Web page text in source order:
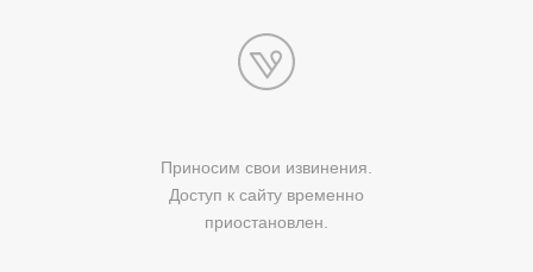
Приносим свои извинения.
Доступ к сайту временно
приостановлен.